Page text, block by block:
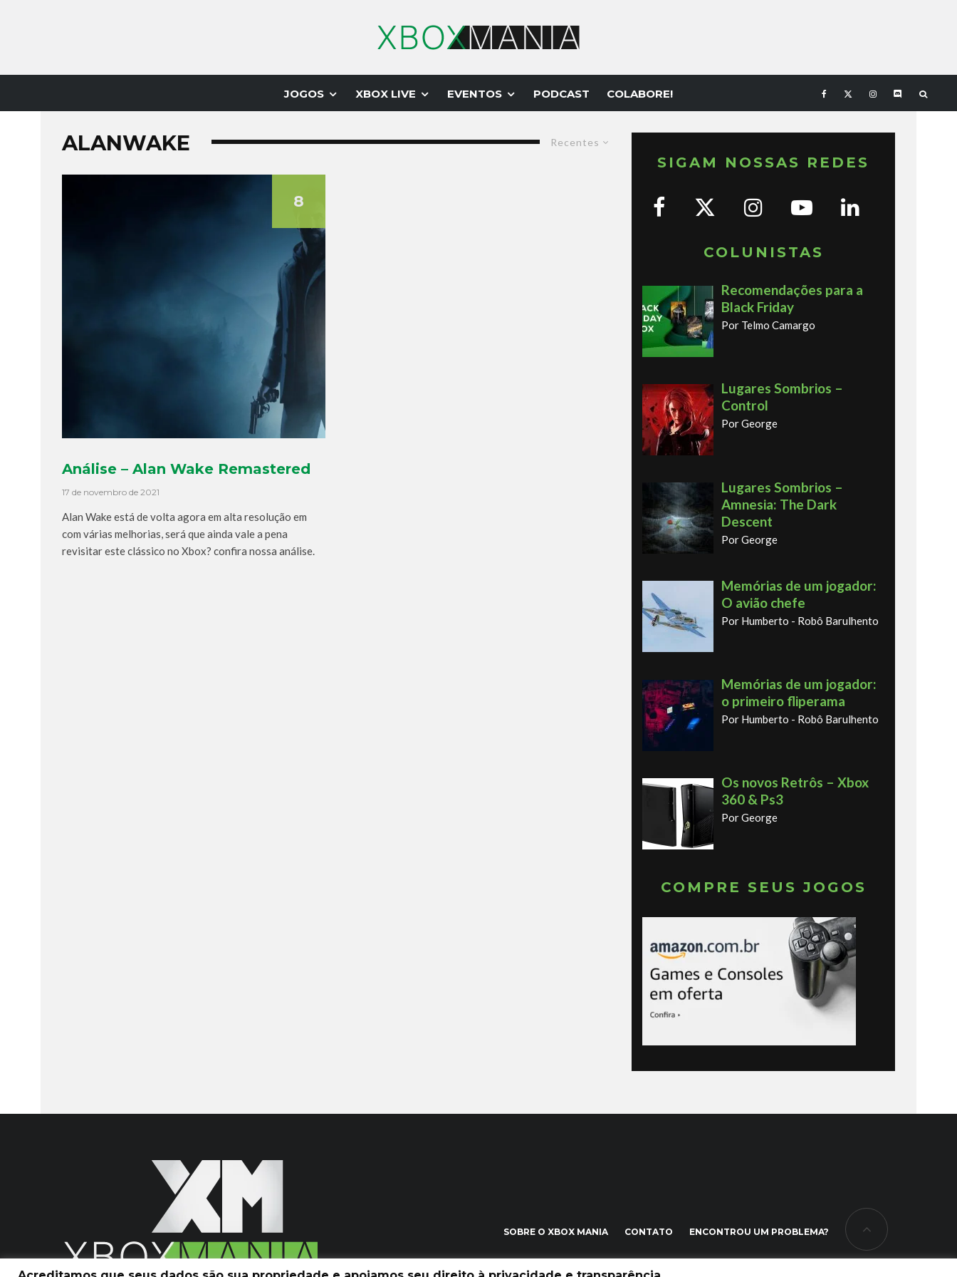
JOGOS XBOX LIVE EVENTOS PODCAST COLABORE!
Recentes
ALANWAKE
8
Análise – Alan Wake Remastered
17 de novembro de 2021
Alan Wake está de volta agora em alta resolução em
com várias melhorias, será que ainda vale a pena
revisitar este clássico no Xbox? confira nossa análise.
SIGAM NOSSAS REDES
COLUNISTAS
Recomendações para a
Black Friday
Por Telmo Camargo
Lugares Sombrios –
Control
Por George
Lugares Sombrios –
Amnesia: The Dark
Descent
Por George
Memórias de um jogador:
O avião chefe
Por Humberto - Robô Barulhento
Memórias de um jogador:
o primeiro fliperama
Por Humberto - Robô Barulhento
Os novos Retrôs – Xbox
360 & Ps3
Por George
COMPRE SEUS JOGOS
SOBRE O XBOX MANIA CONTATO ENCONTROU UM PROBLEMA?